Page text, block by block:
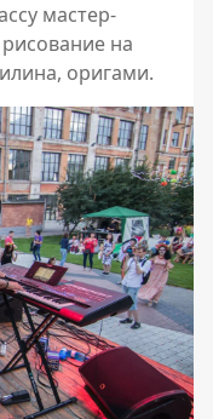
мастер-
рисование на
оригами.